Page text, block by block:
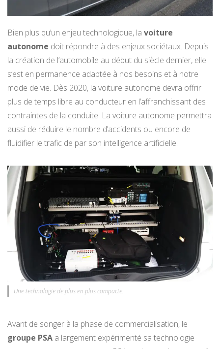
Bien plus qu’un enjeu technologique, la voiture
autonome doit répondre à des enjeux sociétaux. Depuis
la création de l’automobile au début du siècle dernier, elle
s’est en permanence adaptée à nos besoins et à notre
mode de vie. Dès 2020, la voiture autonome devra offrir
plus de temps libre au conducteur en l’affranchissant des
contraintes de la conduite. La voiture autonome permettra
aussi de réduire le nombre d’accidents ou encore de
fluidifier le trafic de par son intelligence artificielle.
Une technologie de plus en plus compacte.
Avant de songer à la phase de commercialisation, le
groupe PSA a largement expérimenté sa technologie